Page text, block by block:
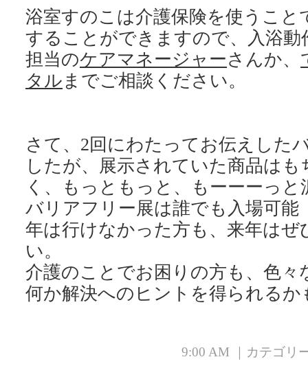
浴室すのこは介護保険を使うこと
することができますので、入浴
担当のケアマネージャーさんか、
タル までご相談ください。
さて、2回にわたってお伝えした
したが、展示されていた商品は
く、もっともっと、もーーーっ
バリアフリー展は誰でも入場可能
年は行けなかった方も、来年は
い。
介護のことでお困りの方も、色々
何か解決へのヒントを得られる
9:00 AM ｜カテゴリ